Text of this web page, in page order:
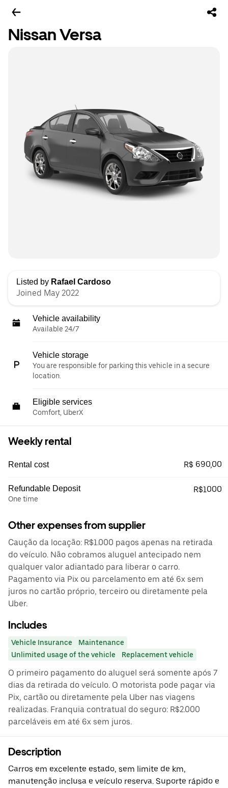
Nissan Versa
Listed by Rafael Cardoso
Joined May 2022
Vehicle availability
Available 24/7
Vehicle storage
You are responsible for parking this vehicle in a secure
location.
Eligible services
Comfort, UberX
Weekly rental
Rental cost R$ 690,00
Refundable Deposit
One time
R$1000
Other expenses from supplier
Caução da locação: R$1.000 pagos apenas na retirada
do veículo. Não cobramos aluguel antecipado nem
qualquer valor adiantado para liberar o carro.
Pagamento via Pix ou parcelamento em até 6x sem
juros no cartão próprio, terceiro ou diretamente pela
Uber.
Includes
Vehicle Insurance
Maintenance
Unlimited usage of the vehicle
Replacement vehicle
O primeiro pagamento do aluguel será somente após 7
dias da retirada do veículo. O motorista pode pagar via
Pix, cartão ou diretamente pela Uber nas viagens
realizadas. Franquia contratual do seguro: R$2.000
parceláveis em até 6x sem juros.
Description
Carros em excelente estado, sem limite de km,
manutenção inclusa e veículo reserva. Suporte rápido e